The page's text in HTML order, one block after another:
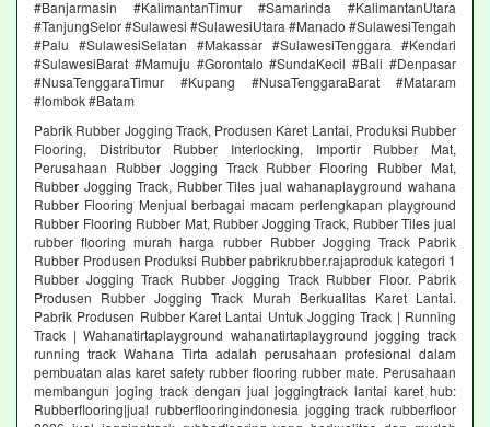
#Banjarmasin #KalimantanTimur #Samarinda #KalimantanUtara
#TanjungSelor #Sulawesi #SulawesiUtara #Manado #SulawesiTengah
#Palu #SulawesiSelatan #Makassar #SulawesiTenggara #Kendari
#SulawesiBarat #Mamuju #Gorontalo #SundaKecil #Bali #Denpasar
#NusaTenggaraTimur #Kupang #NusaTenggaraBarat #Mataram
#lombok #Batam
Pabrik Rubber Jogging Track, Produsen Karet Lantai, Produksi Rubber
Flooring, Distributor Rubber Interlocking, Importir Rubber Mat,
Perusahaan Rubber Jogging Track Rubber Flooring Rubber Mat,
Rubber Jogging Track, Rubber Tiles jual wahanaplayground wahana
Rubber Flooring Menjual berbagai macam perlengkapan playground
Rubber Flooring Rubber Mat, Rubber Jogging Track, Rubber Tiles jual
rubber flooring murah harga rubber Rubber Jogging Track Pabrik
Rubber Produsen Produksi Rubber pabrikrubber.rajaproduk kategori 1
Rubber Jogging Track Rubber Jogging Track Rubber Floor. Pabrik
Produsen Rubber Jogging Track Murah Berkualitas Karet Lantai.
Pabrik Produsen Rubber Karet Lantai Untuk Jogging Track | Running
Track | Wahanatirtaplayground wahanatirtaplayground jogging track
running track Wahana Tirta adalah perusahaan profesional dalam
pembuatan alas karet safety rubber flooring rubber mate. Perusahaan
membangun joging track dengan jual joggingtrack lantai karet hub:
Rubberflooring|jual rubberflooringindonesia jogging track rubberfloor